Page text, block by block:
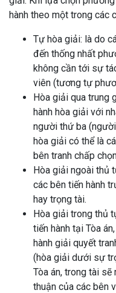
hành theo một trong các
Tự hòa giải: là do
đến thống nhất
không cần tới sự
viên (tương tự
Hòa giải qua trung
hành hòa giải với
người thứ ba
hòa giải có thể là
bên tranh chấp
Hòa giải ngoài thủ
các bên tiến hành
hay trọng tài.
Hòa giải trong thủ
tiến hành tại Tòa
hành giải quyết
(hòa giải dưới sự
Tòa án, trong tài
thuận của các bên